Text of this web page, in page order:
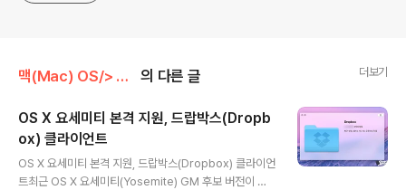
맥(Mac) OS/> Mac 어플 의 다른 글 더보기
OS X 요세미티 본격 지원, 드랍박스(Dropb
ox) 클라이언트
OS X 요세미티 본격 지원, 드랍박스(Dropbox) 클라이언
트최근 OS X 요세미티(Yosemite) GM 후보 버전이 연